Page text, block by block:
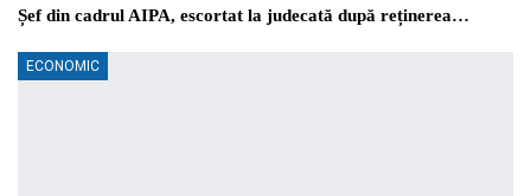
Șef din cadrul AIPA, escortat la judecată după reținerea…
ECONOMIC